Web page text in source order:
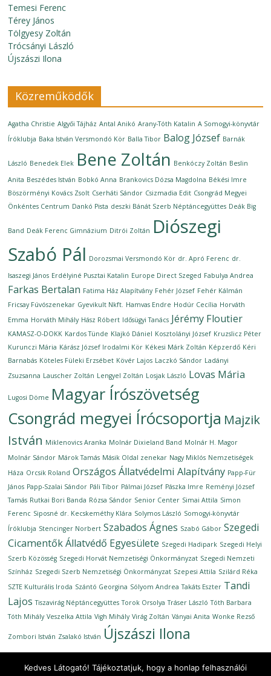
Temesi Ferenc
Térey János
Tölgyesy Zoltán
Trócsányi László
Újszászi Ilona
Közreműködők
Agatha Christie Algyői Tájház Antal Anikó Arany-Tóth Katalin A Somogyi-könyvtár
Íróklubja Baka István Versmondó Kör Balla Tibor Balog József Barnák
László Benedek Elek Bene Zoltán Benkóczy Zoltán Beslin
Anita Beszédes István Bobkó Anna Brankovics Dózsa Magdolna Békési Imre
Böszörményi Kovács Zsolt Cserháti Sándor Csizmadia Edit Csongrád Megyei
Önkéntes Centrum Dankó Pista deszki Bánát Szerb Néptáncegyüttes Deák Big
Band Deák Ferenc Gimnázium Ditrói Zoltán Diószegi
Szabó Pál Dorozsmai Versmondó Kör dr. Apró Ferenc dr.
Isaszegi János Erdélyiné Pusztai Katalin Europe Direct Szeged Fabulya Andrea
Farkas Bertalan Fatima Ház Alapítvány Fehér József Fehér Kálmán
Fricsay Fúvószenekar Gyevikult Nkft. Hamvas Endre Hodúr Cecília Horváth
Emma Horváth Mihály Hász Róbert Idősügyi Tanács Jérémy Floutier
KAMASZ-O-DOKK Kardos Tünde Klajkó Dániel Kosztolányi József Kruzslicz Péter
Kurunczi Mária Kárász József Irodalmi Kör Kékesi Márk Zoltán Képzerdő Kéri
Barnabás Köteles Füleki Erzsébet Kövér Lajos Laczkó Sándor Ladányi
Zsuzsanna Lauscher Zoltán Lengyel Zoltán Losjak László Lovas Mária
Lugosi Döme Magyar Írószövetség
Csongrád megyei Írócsoportja Majzik
István Miklenovics Aranka Molnár Dixieland Band Molnár H. Magor
Molnár Sándor Márok Tamás Másik Oldal zenekar Nagy Miklós Nemzetiségek
Háza Orcsik Roland Országos Állatvédelmi Alapítvány Papp-Für
János Papp-Szalai Sándor Páli Tibor Pálmai József Pászka Imre Reményi József
Tamás Rutkai Bori Banda Rózsa Sándor Senior Center Simai Attila Simon
Ferenc Siposné dr. Kecskeméthy Klára Solymos László Somogyi-könyvtár
Íróklubja Stencinger Norbert Szabados Ágnes Szabó Gábor Szegedi
Cicamentők Állatvédő Egyesülete Szegedi Hadipark Szegedi Helyi
Szerb Közösség Szegedi Horvát Nemzetiségi Önkormányzat Szegedi Nemzeti
Színház Szegedi Szerb Nemzetiségi Önkormányzat Szepesi Attila Szilárd Réka
SZTE Kulturális Iroda Szántó Georgina Sólyom Andrea Takáts Eszter Tandi
Lajos Tiszavirág Néptáncegyüttes Torok Orsolya Tráser László Tóth Barbara
Tóth Mihály Veszelka Attila Vigh Mihály Virág Zoltán Ványai Anita Wonke Rezső
Zombori István Zsalakó István Újszászi Ilona
Kedves Látogató! Tájékoztatjuk, hogy a honlap felhasználói